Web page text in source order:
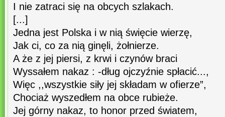
I nie zatraci się na obcych szlakach.
[...]
Jedna jest Polska i w nią święcie wierzę,
Jak ci, co za nią ginęli, żołnierze.
A że z jej piersi, z krwi i czynów braci
Wyssałem nakaz : -dług ojczyźnie spłacić...,
Więc ,,wszystkie siły jej składam w ofierze”,
Chociaż wyszedłem na obce rubieże.
Jej górny nakaz, to honor przed światem,